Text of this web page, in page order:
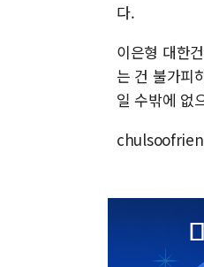
다.
이은형 대한
는 건 불가피
일 수밖에 없